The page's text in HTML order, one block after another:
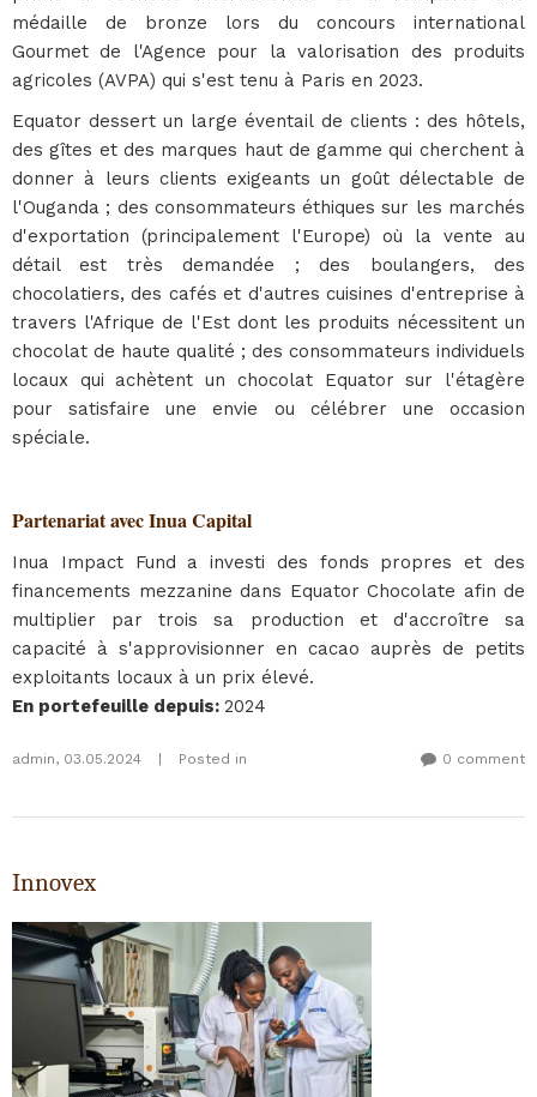
médaille de bronze lors du concours international
Gourmet de l'Agence pour la valorisation des produits
agricoles (AVPA) qui s'est tenu à Paris en 2023.
Equator dessert un large éventail de clients : des hôtels,
des gîtes et des marques haut de gamme qui cherchent à
donner à leurs clients exigeants un goût délectable de
l'Ouganda ; des consommateurs éthiques sur les marchés
d'exportation (principalement l'Europe) où la vente au
détail est très demandée ; des boulangers, des
chocolatiers, des cafés et d'autres cuisines d'entreprise à
travers l'Afrique de l'Est dont les produits nécessitent un
chocolat de haute qualité ; des consommateurs individuels
locaux qui achètent un chocolat Equator sur l'étagère
pour satisfaire une envie ou célébrer une occasion
spéciale.
Partenariat avec Inua Capital
Inua Impact Fund a investi des fonds propres et des
financements mezzanine dans Equator Chocolate afin de
multiplier par trois sa production et d'accroître sa
capacité à s'approvisionner en cacao auprès de petits
exploitants locaux à un prix élevé.
En portefeuille depuis: 2024
admin, 03.05.2024 Posted in 0 comment
Innovex